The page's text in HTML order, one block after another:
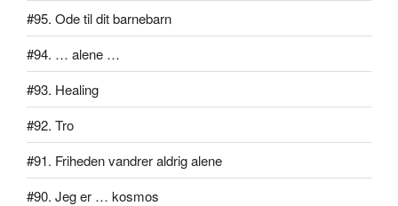
#95. Ode til dit barnebarn
#94. … alene …
#93. Healing
#92. Tro
#91. Friheden vandrer aldrig alene
#90. Jeg er … kosmos